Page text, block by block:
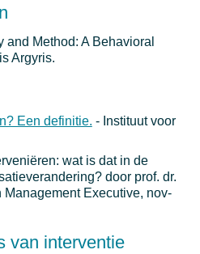
and Method: A Behavioral
Argyris.
Een definitie. - Instituut voor
wat is dat in de
door prof. dr.
Management Executive, nov-
van interventie